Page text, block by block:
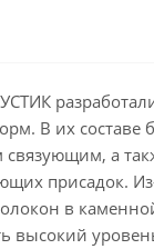
В их составе
связующим, а
присадок.
в
высокий